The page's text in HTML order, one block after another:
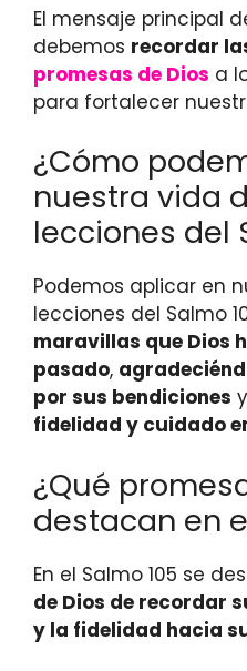
El mensaje principal
debemos recordar
promesas de Dios a
para fortalecer
¿Cómo
nuestra vida
lecciones del
Podemos aplicar en
lecciones del Salmo
maravillas que Dios
pasado,
por sus bendiciones y
fidelidad y cuidado
¿Qué
destacan en
En el Salmo 105 se
de Dios de recordar
y la fidelidad hacia